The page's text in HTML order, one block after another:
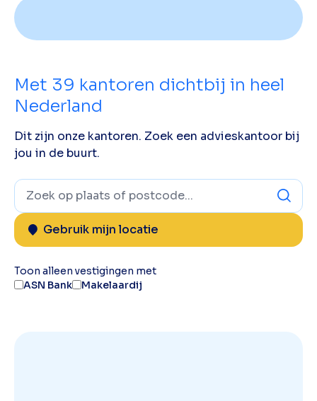
Met 39 kantoren dichtbij in heel
Nederland
Dit zijn onze kantoren. Zoek een advieskantoor bij
jou in de buurt.
Gebruik mijn locatie
Toon alleen vestigingen met
ASN Bank
Makelaardij